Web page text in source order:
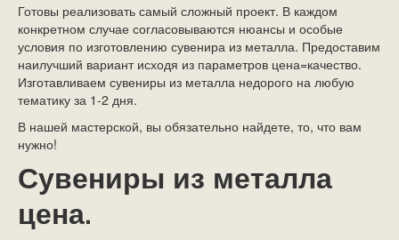
Готовы реализовать самый сложный проект. В каждом
конкретном случае согласовываются нюансы и особые
условия по изготовлению сувенира из металла. Предоставим
наилучший вариант исходя из параметров цена=качество.
Изготавливаем сувениры из металла недорого на любую
тематику за 1-2 дня.
В нашей мастерской, вы обязательно найдете, то, что вам
нужно!
Сувениры из металла
цена.